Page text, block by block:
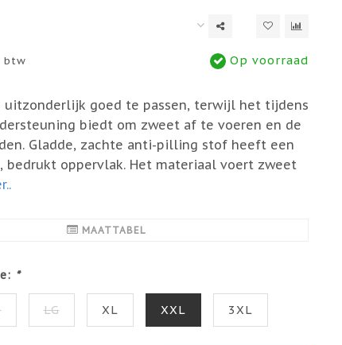
btw Op voorraad
uitzonderlijk goed te passen, terwijl het tijdens
biedt om zweet af te voeren en de
Gladde, zachte anti-pilling stof heeft een
bedrukt oppervlak. Het materiaal voert zweet
MAATTABEL
*
LG XL XXL 3XL